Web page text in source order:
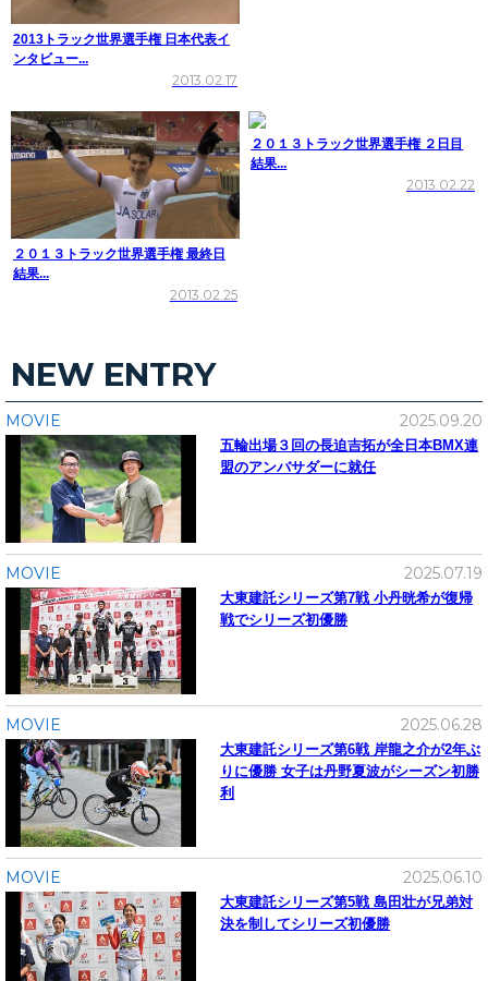
2013トラック世界選手権 日本代表イ
ンタビュー...
2013.02.17
２０１３トラック世界選手権 最終日
結果...
2013.02.25
２０１３トラック世界選手権 ２日目
結果...
2013.02.22
NEW ENTRY
MOVIE 2025.09.20
五輪出場３回の長迫吉拓が全日本BMX連
盟のアンバサダーに就任
MOVIE 2025.07.19
大東建託シリーズ第7戦 ⼩丹晄希が復帰
戦でシリーズ初優勝
MOVIE 2025.06.28
大東建託シリーズ第6戦 岸龍之介が2年ぶ
りに優勝 女子は丹野夏波がシーズン初勝
利
MOVIE 2025.06.10
大東建託シリーズ第5戦 島田壮が兄弟対
決を制してシリーズ初優勝